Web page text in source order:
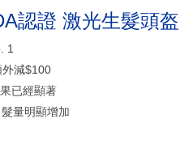
認證 激光生髮頭盔
1
減$100
已經顯著
量明顯增加